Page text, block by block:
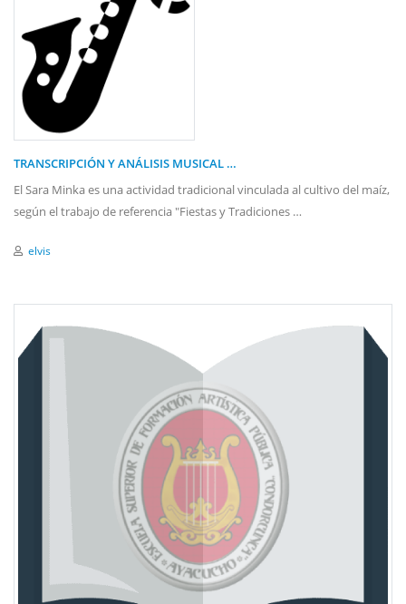
TRANSCRIPCIÓN Y ANÁLISIS MUSICAL …
El Sara Minka es una actividad tradicional vinculada al cultivo del maíz,
según el trabajo de referencia "Fiestas y Tradiciones …
elvis